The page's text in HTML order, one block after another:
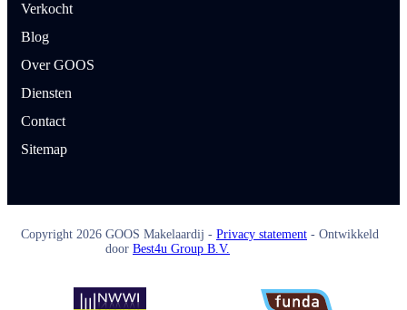
Verkocht
Blog
Over GOOS
Diensten
Contact
Sitemap
Copyright 2026 GOOS Makelaardij - Privacy statement - Ontwikkeld
door Best4u Group B.V.